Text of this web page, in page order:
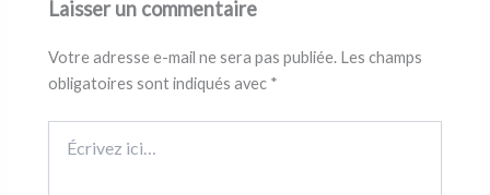
Laisser un commentaire
Votre adresse e-mail ne sera pas publiée. Les champs
obligatoires sont indiqués avec *
ici…